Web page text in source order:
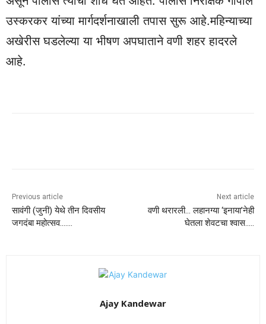
उस्करकर यांच्या मार्गदर्शनाखाली तपास सुरू आहे.महिन्याच्या
अखेरीस घडलेल्या या भीषण अपघाताने वणी शहर हादरले
आहे.
Previous article
सावंगी (जुनी) येथे तीन दिवसीय
जगदंबा महोत्सव…….
Next article
वणी थरारली… लहानग्या ‘इनाया’नेही
घेतला शेवटचा श्वास…..
Ajay Kandewar